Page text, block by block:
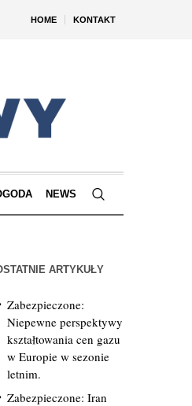
HOME KONTAKT
NEWS
ARTYKUŁY
Zabezpieczone:
Niepewne perspektywy
kształtowania cen gazu
w Europie w sezonie
letnim.
Zabezpieczone: Iran